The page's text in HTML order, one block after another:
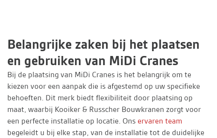
Belangrijke zaken bij het plaatsen
en gebruiken van MiDi Cranes
Bij de plaatsing van MiDi Cranes is het belangrijk om te
kiezen voor een aanpak die is afgestemd op uw specifieke
behoeften. Dit merk biedt flexibiliteit door plaatsing op
maat, waarbij Kooiker & Russcher Bouwkranen zorgt voor
een perfecte installatie op locatie. Ons ervaren team
begeleidt u bij elke stap, van de installatie tot de duidelijke